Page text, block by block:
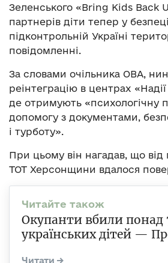
Зеленського «Bring Kids Back
партнерів діти тепер у
підконтрольній Україні
повідомленні.
За словами очільника ОВА,
реінтеграцію в центрах
де отримують «психологічну
допомогу з документами,
і турботу».
При цьому він нагадав, що від
ТОТ Херсонщини вдалося
Окупанти вбили понад
українських дітей —